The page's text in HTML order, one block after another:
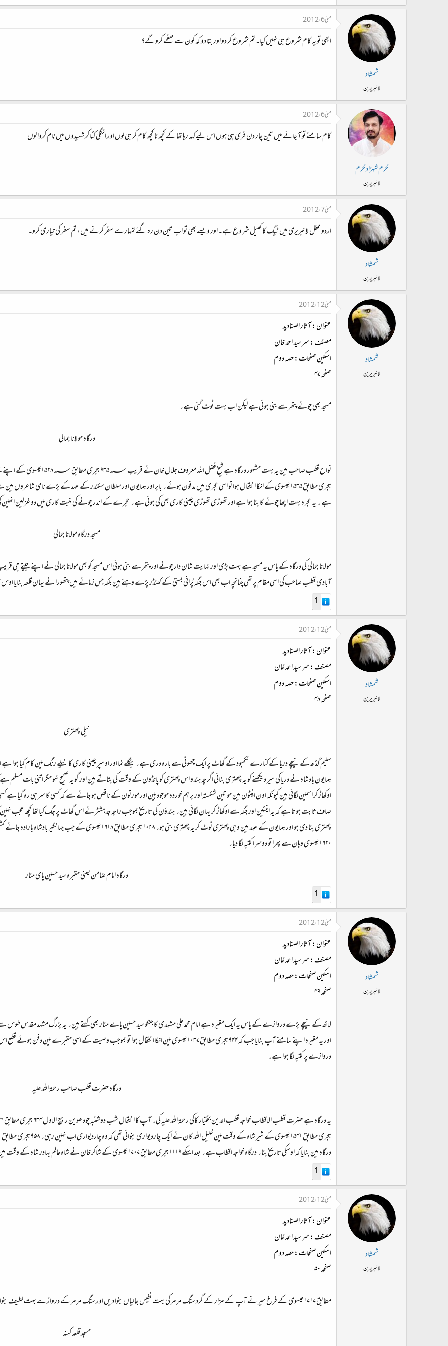
شمشاد
لائبریرین
مئی 6، 2012
ابھی تو یہ کام شروع ہی نہیں کیا۔ تم شروع کر دو اور بتا دو کہ کون سے صفحے کرو گے؟
خرم شہزاد خرم
لائبریرین
مئی 6، 2012
کام سامنے تو آ جائے میں تین چار دن فری ہی ہوں اس لیے کہہ رہا تھا کے کچھ نا کچھ کام کر ہی لوں اور انگلی کٹا کر شہیدوں میں نام کروا لوں
شمشاد
لائبریرین
مئی 7، 2012
اردو محفل لائبریری میں ٹیگ کا کھیل شروع ہے۔ اور ویسے بھی تو اب تین دن رہ گئے تمہارے سفر کرنے میں، تم سفر کی تیاری کرو۔
شمشاد
لائبریرین
مئی 12، 2012
عنوان:آثار الصنادید
مصنف:سر سید احمد خان
اسکین صفحات : حصہ دوم
صفحہ ۴۷
مسجد بھی چونے پتھر سے بنی ہوئی ہے لیکن اب بہت ٹوٹ گئی ہے۔
درگاہ مولانا جمالی​
ہجری مطابق ۱۵۳۵ عیسوی کے انکا انتقال ہوا تو اسی حجری میں مدفون ہوئے۔ بابر اور ہمایون اور سلطان سکندر کے عہد کے بڑے نامی
ہے ۔ یہ حجرہ بہت اچھا چونے کا بنا ہوا ہے اور تھوڑی تھوڑی چینی کاری بھی کی ہوئی ہے۔ حجرے کے اندر چونے کی منبت کاری میں دو غزلین انھین
مسجد درگاہ مولانا جمالی​
آبادی قطب صاحب کی اسی مقام پر تھی چنانچہ اب بھی اس جگہ پُرانی بستی کے کھنڈر پڑے وہئے ہین بلکہ جس زمانے میں پتھورا نے یہان قلعہ بنایا
1
شمشاد
لائبریرین
مئی 12، 2012
عنوان:آثار الصنادید
مصنف:سر سید احمد خان
اسکین صفحات : حصہ دوم
صفحہ ۴۸
نیلی چھتری​
ہمایون بادشاہ نے دریا کی سیر دیکھنے کو یہ چھتری بنائی اگرچہ ہندو اس چھتری کو پانڈون کے وقت کی بتاتے ہین اور گو یہ صحیح نہو مگر اتنی بات
اوکھاڑ کر اسمین لگائی ہین کیونکہ اون اینٹون مین موتین شکستہ اور برہم خوردہ موجود ہین اور مورتون کے ناقص ہو جانے سے کہ کسی کا سر ہی رہ
صاف ثابت ہوتا ہے کہ یہ اینٹین اور جگہ سے اوکھاڑ کر یہان لگائی ہین۔ ہندؤن کی تاریخ بموجب راجہ جدہشٹر نے اس گھاٹ پر جگ کیا تھا کچھ عجب
۱۶۲۰ عیسوی وہان سے پھرا تو دوسرا کتبہ لگا دیا۔​
درگاہ امام ضامن یعنی مقبرہ سید حسین پای منار​
1
شمشاد
لائبریرین
مئی 12، 2012
عنوان:آثار الصنادید
مصنف:سر سید احمد خان
اسکین صفحات : حصہ دوم
صفحہ ۴۹
لاٹھ کے نیچے بڑے دروازے کے پاس یہ ایک مقبرہ ہے امام محمد علی مشہدی کا جنکو سید حسین پاے منار بھی کہتے ہین۔ یہ بزرگ مشہد مقدس
اور یہ مقبرہ اپنے سامنے آپ بنایا جب کہ ۹۴۴ ہجری مطابق ۱۰۳۷ عیسوی مین انکا انتقال ہوا تو بموجب
دروازے پر کتبہ لگا ہوا ہے۔​
درگاہ حضرت قطب صاحب رحمۃ اللہ علیہ​
درگاہ مین بنایا کہ اوسکی تاریخ بنا۔ درگاہ خواجہ اقطاب ہے۔ بعد اسکے ۱۱۱۹ ہجری مطابق ۱۷۰۷ عیسوی کے شاکر خان نے شاہ عالم بہادر شاہ کے وقت مین ایک دروازہ جانب غرب بنایا کہ اب تک موجود ہے اور ۱۱۳۰ ہجری​
1
شمشاد
لائبریرین
مئی 12، 2012
عنوان:آثار الصنادید
مصنف:سر سید احمد خان
اسکین صفحات : حصہ دوم
صفحہ ۵۰
مطابق ۱۷۱۷ عیسوی کے فرخ سیر نے آپ کے مزار کے گرد سنگ مرمر کی بہت نفیس جالیاں بنوا دیں اور سنگ مرمر کے دروازے بہت لطیف بنوائے اور اون دروازون پر کتبے لگائے۔​
مسجد قلعہ کہنہ​